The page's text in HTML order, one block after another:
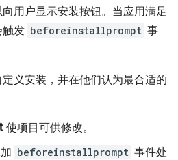
用户显示安装按钮。当应用满足
触发 beforeinstallprompt 事
义安装，并在他们认为最合适的
使项目可供修改。
beforeinstallprompt 事件处